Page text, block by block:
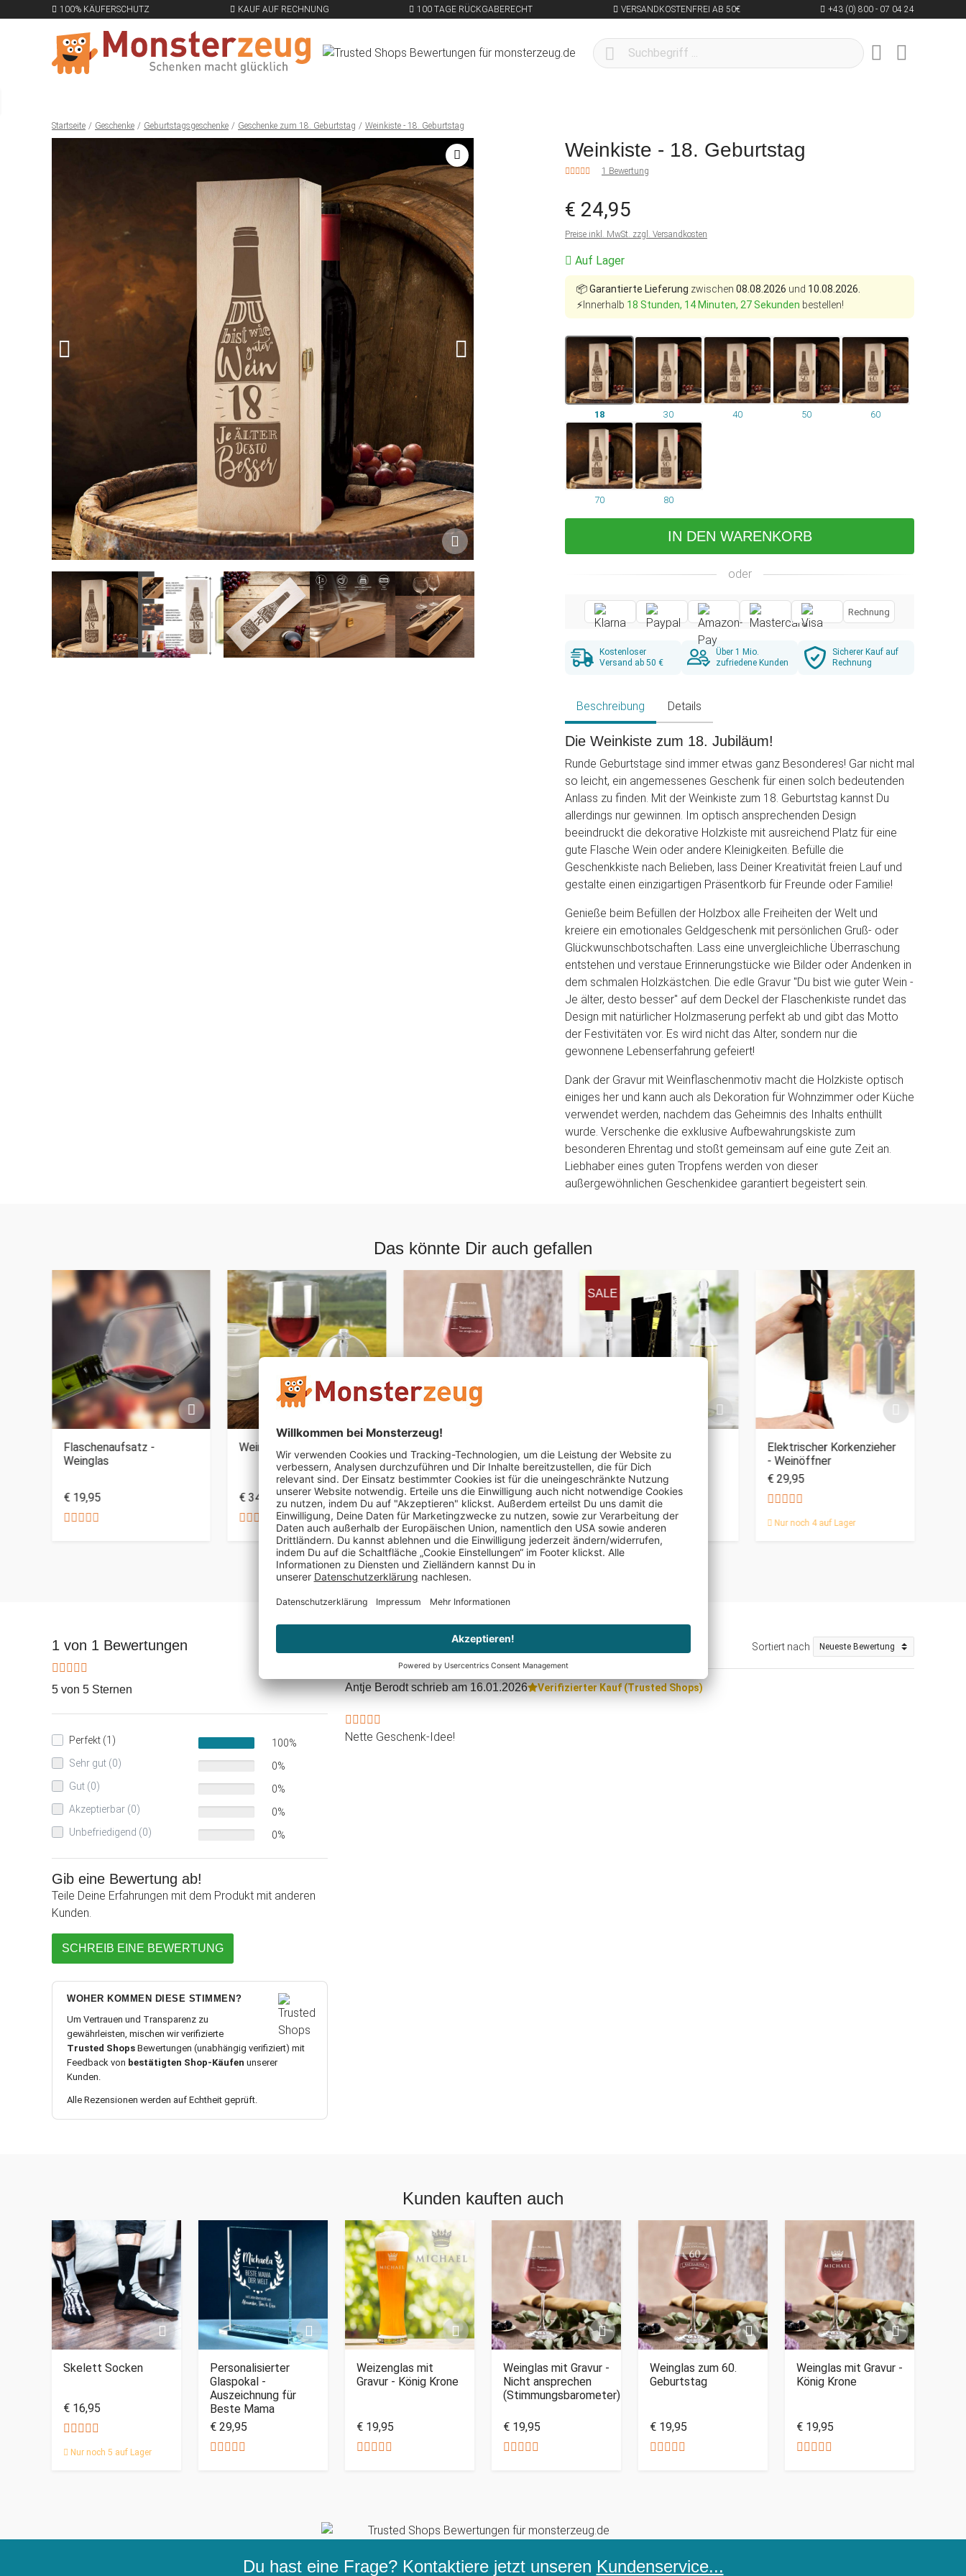
100% KÄUFERSCHUTZ KAUF AUF RECHNUNG 100 TAGE RÜCKGABERECHT VERSANDKOSTENFREI AB 50€ +43 (0) 800 - 07 04 24
Startseite Geschenke Geburtstagsgeschenke Geschenke zum 18. Geburtstag Weinkiste - 18. Geburtstag
Weinkiste - 18. Geburtstag
1 Bewertung
€ 24,95
Preise inkl. MwSt. zzgl. Versandkosten
Auf Lager
📦Garantierte Lieferung zwischen 08.08.2026 und 10.08.2026.
⚡Innerhalb 18 Stunden, 14 Minuten, 26 Sekunden bestellen!
18 30 40 50 60
70 80
IN DEN WARENKORB
oder
Rechnung
Kostenloser
Versand ab 50 €
Über 1 Mio.
zufriedene Kunden
Sicherer Kauf auf
Rechnung
Beschreibung Details
Die Weinkiste zum 18. Jubiläum!
Runde Geburtstage sind immer etwas ganz Besonderes! Gar nicht mal
so leicht, ein angemessenes Geschenk für einen solch bedeutenden
Anlass zu finden. Mit der Weinkiste zum 18. Geburtstag kannst Du
allerdings nur gewinnen. Im optisch ansprechenden Design
beeindruckt die dekorative Holzkiste mit ausreichend Platz für eine
gute Flasche Wein oder andere Kleinigkeiten. Befülle die
Geschenkkiste nach Belieben, lass Deiner Kreativität freien Lauf und
gestalte einen einzigartigen Präsentkorb für Freunde oder Familie!
Genieße beim Befüllen der Holzbox alle Freiheiten der Welt und
kreiere ein emotionales Geldgeschenk mit persönlichen Gruß- oder
Glückwunschbotschaften. Lass eine unvergleichliche Überraschung
entstehen und verstaue Erinnerungstücke wie Bilder oder Andenken in
dem schmalen Holzkästchen. Die edle Gravur "Du bist wie guter Wein -
Je älter, desto besser" auf dem Deckel der Flaschenkiste rundet das
Design mit natürlicher Holzmaserung perfekt ab und gibt das Motto
der Festivitäten vor. Es wird nicht das Alter, sondern nur die
gewonnene Lebenserfahrung gefeiert!
Dank der Gravur mit Weinflaschenmotiv macht die Holzkiste optisch
einiges her und kann auch als Dekoration für Wohnzimmer oder Küche
verwendet werden, nachdem das Geheimnis des Inhalts enthüllt
wurde. Verschenke die exklusive Aufbewahrungskiste zum
besonderen Ehrentag und stoßt gemeinsam auf eine gute Zeit an.
Liebhaber eines guten Tropfens werden von dieser
außergewöhnlichen Geschenkidee garantiert begeistert sein.
Das könnte Dir auch gefallen
Flaschenaufsatz -
Weinglas
€ 19,95
Weingläser to Go - 2er Set
€ 34,95
Nicht ansprechen
(Stimmungsbarometer)
€ 19,95
SALE
€ 9,95€ 34,95
Elektrischer Korkenzieher
- Weinöffner
€ 29,95
Nur noch 4 auf Lager
1 von 1 Bewertungen
5 von 5 Sternen
Perfekt (1)
100%
Sehr gut (0)
0%
Gut (0)
0%
Akzeptierbar (0)
0%
Unbefriedigend (0)
0%
Gib eine Bewertung ab!
Teile Deine Erfahrungen mit dem Produkt mit anderen
Kunden.
SCHREIB EINE BEWERTUNG
WOHER KOMMEN DIESE STIMMEN?
Um Vertrauen und Transparenz zu
gewährleisten, mischen wir verifizierte
Trusted Shops Bewertungen (unabhängig verifiziert) mit
Feedback von bestätigten Shop-Käufen unserer
Kunden.
Alle Rezensionen werden auf Echtheit geprüft.
Sortiert nach
Antje Berodtschrieb am 16.01.2026 Verifizierter Kauf (Trusted Shops)
Nette Geschenk-Idee!
Kunden kauften auch
Skelett Socken
€ 16,95
Nur noch 5 auf Lager
Personalisierter
Glaspokal -
Auszeichnung für
Beste Mama
€ 29,95
Weizenglas mit
Gravur - König Krone
€ 19,95
Weinglas mit Gravur -
Nicht ansprechen
(Stimmungsbarometer)
€ 19,95
Weinglas zum 60.
Geburtstag
€ 19,95
Weinglas mit Gravur -
König Krone
€ 19,95
Du hast eine Frage? Kontaktiere jetzt unseren Kundenservice...